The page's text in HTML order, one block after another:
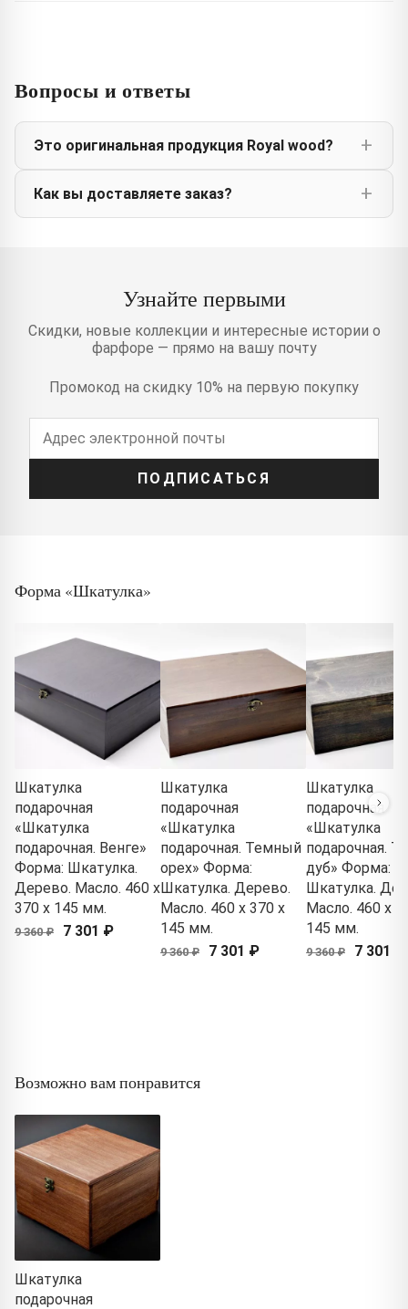
Вопросы и ответы
Это оригинальная продукция Royal wood?
Как вы доставляете заказ?
Узнайте первыми
Скидки, новые коллекции и интересные истории о
фарфоре — прямо на вашу почту
Промокод на скидку 10% на первую покупку
ПОДПИСАТЬСЯ
Форма «Шкатулка»
Шкатулка
подарочная
«Шкатулка
подарочная. Венге»
Форма: Шкатулка.
Дерево. Масло. 460 x
370 x 145 мм.
9 360 ₽ 7 301 ₽
Шкатулка
подарочная
«Шкатулка
подарочная. Темный
орех» Форма:
Шкатулка. Дерево.
Масло. 460 x 370 x
145 мм.
9 360 ₽ 7 301 ₽
Шкатулка
подарочная
«Шкатулка
подарочная.
дуб» Форма:
Шкатулка.
Масло. 460 x
145 мм.
9 360 ₽ 7 301 ₽
Возможно вам понравится
Шкатулка
подарочная